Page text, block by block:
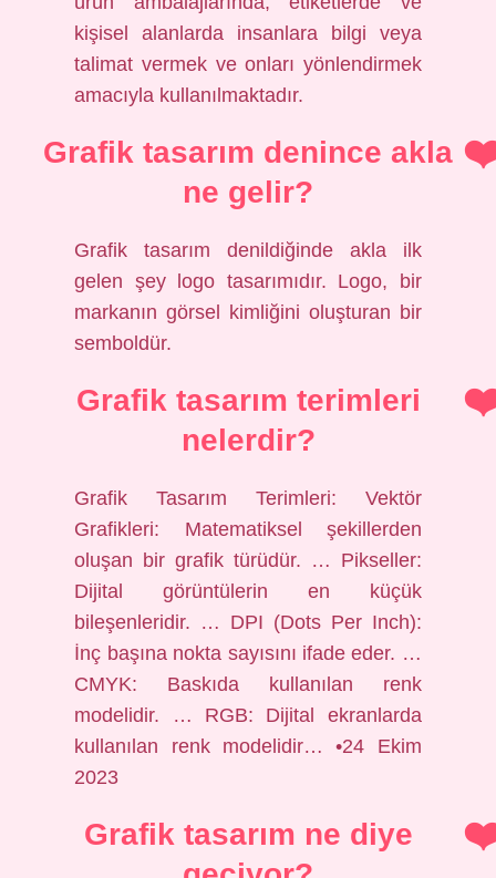
kişisel alanlarda insanlara bilgi veya
talimat vermek ve onları yönlendirmek
amacıyla kullanılmaktadır.
Grafik tasarım denince akla
ne gelir?
Grafik tasarım denildiğinde akla ilk
gelen şey logo tasarımıdır. Logo, bir
markanın görsel kimliğini oluşturan bir
semboldür.
Grafik tasarım terimleri
nelerdir?
Grafik Tasarım Terimleri: Vektör
Grafikleri: Matematiksel şekillerden
oluşan bir grafik türüdür. … Pikseller:
Dijital görüntülerin en küçük
bileşenleridir. … DPI (Dots Per Inch):
İnç başına nokta sayısını ifade eder. …
CMYK: Baskıda kullanılan renk
modelidir. … RGB: Dijital ekranlarda
kullanılan renk modelidir… •24 Ekim
2023
Grafik tasarım ne diye